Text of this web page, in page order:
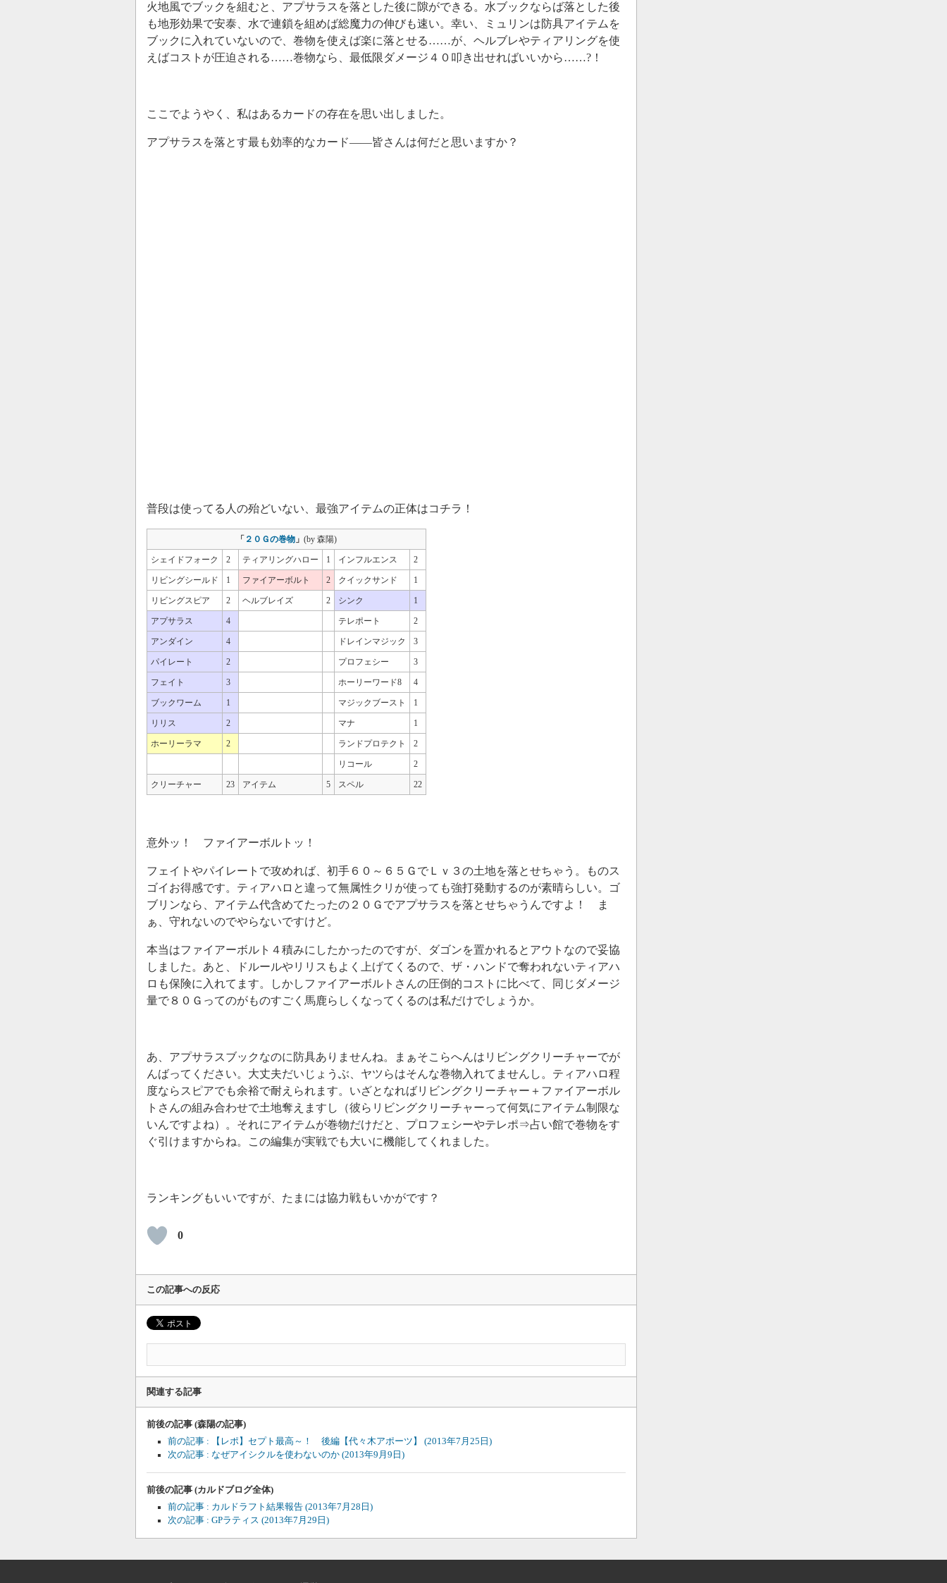
火地風でブックを組むと、アプサラスを落とした後に隙ができる。水ブックならば落とした後
も地形効果で安泰、水で連鎖を組めば総魔力の伸びも速い。幸い、ミュリンは防具アイテムを
ブックに入れていないので、巻物を使えば楽に落とせる……が、ヘルブレやティアリングを使
えばコストが圧迫される……巻物なら、最低限ダメージ４０叩き出せればいいから……?！
ここでようやく、私はあるカードの存在を思い出しました。
アプサラスを落とす最も効率的なカード――皆さんは何だと思いますか？
普段は使ってる人の殆どいない、最強アイテムの正体はコチラ！
「 ２０Ｇの巻物 」 (by 森陽)
シェイドフォーク 2 ティアリングハロー 1 インフルエンス 2
リビングシールド 1 ファイアーボルト 2 クイックサンド 1
リビングスピア 2 ヘルブレイズ 2 シンク 1
アプサラス 4 テレポート 2
アンダイン 4 ドレインマジック 3
パイレート 2 プロフェシー 3
フェイト 3 ホーリーワード8 4
ブックワーム 1 マジックブースト 1
リリス 2 マナ 1
ホーリーラマ 2 ランドプロテクト 2
リコール 2
クリーチャー 23 アイテム 5 スペル 22
意外ッ！ ファイアーボルトッ！
フェイトやパイレートで攻めれば、初手６０～６５ＧでＬｖ３の土地を落とせちゃう。ものス
ゴイお得感です。ティアハロと違って無属性クリが使っても強打発動するのが素晴らしい。ゴ
ブリンなら、アイテム代含めてたったの２０Ｇでアプサラスを落とせちゃうんですよ！ ま
ぁ、守れないのでやらないですけど。
本当はファイアーボルト４積みにしたかったのですが、ダゴンを置かれるとアウトなので妥協
しました。あと、ドルールやリリスもよく上げてくるので、ザ・ハンドで奪われないティアハ
ロも保険に入れてます。しかしファイアーボルトさんの圧倒的コストに比べて、同じダメージ
量で８０Ｇってのがものすごく馬鹿らしくなってくるのは私だけでしょうか。
あ、アプサラスブックなのに防具ありませんね。まぁそこらへんはリビングクリーチャーでが
んばってください。大丈夫だいじょうぶ、ヤツらはそんな巻物入れてませんし。ティアハロ程
度ならスピアでも余裕で耐えられます。いざとなればリビングクリーチャー＋ファイアーボル
トさんの組み合わせで土地奪えますし（彼らリビングクリーチャーって何気にアイテム制限な
いんですよね）。それにアイテムが巻物だけだと、プロフェシーやテレポ⇒占い館で巻物をす
ぐ引けますからね。この編集が実戦でも大いに機能してくれました。
ランキングもいいですが、たまには協力戦もいかがです？
0
この記事への反応
関連する記事
前後の記事 (森陽の記事)
前の記事 : 【レポ】セプト最高～！ 後編【代々木アポーツ】 (2013年7月25日)
次の記事 : なぜアイシクルを使わないのか (2013年9月9日)
前後の記事 (カルドブログ全体)
前の記事 : カルドラフト結果報告 (2013年7月28日)
次の記事 : GPラティス (2013年7月29日)